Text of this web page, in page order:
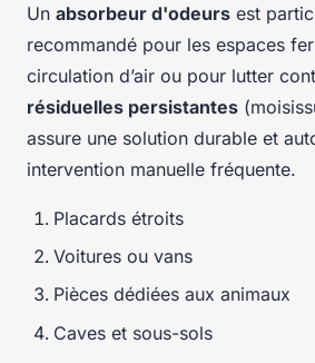
Un absorbeur d'odeurs est
recommandé pour les espaces
circulation d’air ou pour lutter
résiduelles persistantes
assure une solution durable et
intervention manuelle fréquente.
Placards étroits
Voitures ou vans
Pièces dédiées aux animaux
Caves et sous-sols